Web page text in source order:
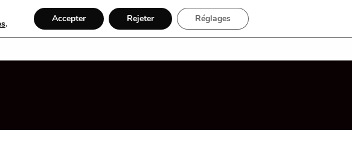
Accueil Régions Activité Inscription
. Accepter Rejeter Réglages